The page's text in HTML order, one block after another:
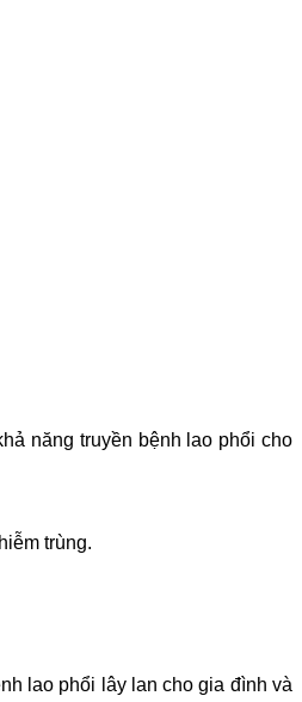
năng truyền bệnh lao phổi cho
trùng.
lao phổi lây lan cho gia đình và